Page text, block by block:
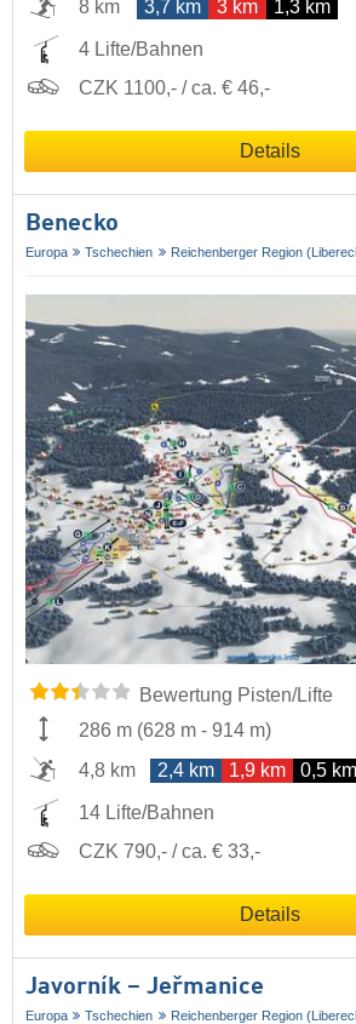
8 km
3,7 km 3 km 1,3 km
4 Lifte/Bahnen
CZK 1100,- / ca. € 46,-
Details
Benecko
Europa Tschechien Reichenberger Region
Bewertung Pisten/Lifte
286 m (628 m - 914 m)
4,8 km
2,4 km 1,9 km 0,5 km
14 Lifte/Bahnen
CZK 790,- / ca. € 33,-
Details
Javorník – Jeřmanice
Europa Tschechien Reichenberger Region